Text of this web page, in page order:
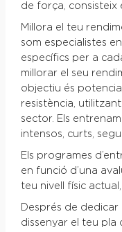
de força, consisteix
Millora el teu
som especialistes
específics per a
millorar el seu
objectiu és
resistència,
sector. Els
intensos, curts,
Els programes
en funció d’una
teu nivell físic
Després de
dissenyar el teu pla